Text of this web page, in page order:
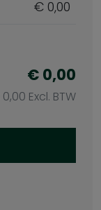
€ 0,00
€0,00
0,00 Excl. BTW